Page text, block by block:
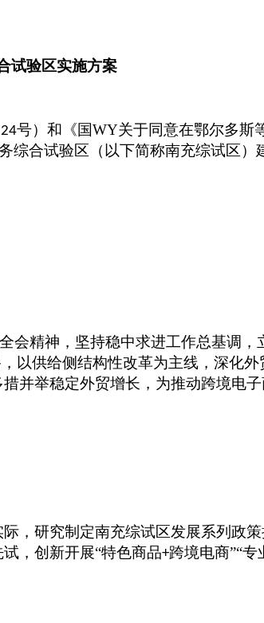
试验区实施方案
24号）和《国WY关于同意在鄂尔多斯
合试验区（以下简称南充综试区）
会精神，坚持稳中求进工作总基调
以供给侧结构性改革为主线，深化
并举稳定外贸增长，为推动跨境电
，研究制定南充综试区发展系列政
，创新开展“特色商品+跨境电商”“专